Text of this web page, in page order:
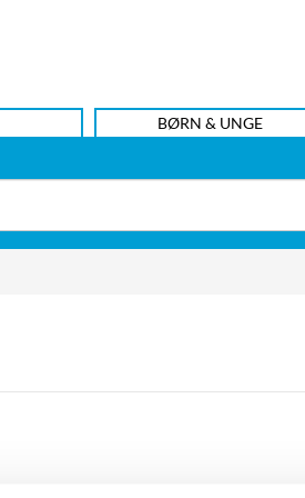
BØRN & UNGE